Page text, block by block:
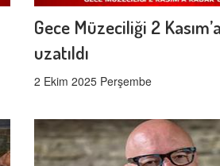
Gece Müzeciliği 2
uzatıldı
2 Ekim 2025 Perşembe